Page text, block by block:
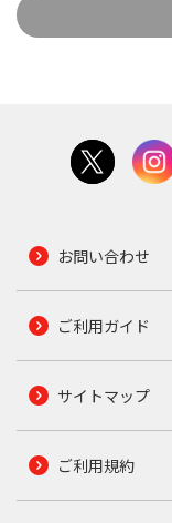
お問い合わせ
ご利用ガイド
サイトマップ
ご利用規約